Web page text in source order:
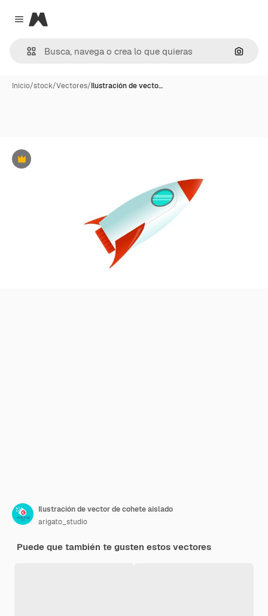
Close menu
Magnific
Inicio/stock/Vectores/Ilustración de vecto…
Premium
Ilustración de vector de cohete aislado
arigato_studio
Puede que también te gusten estos vectores